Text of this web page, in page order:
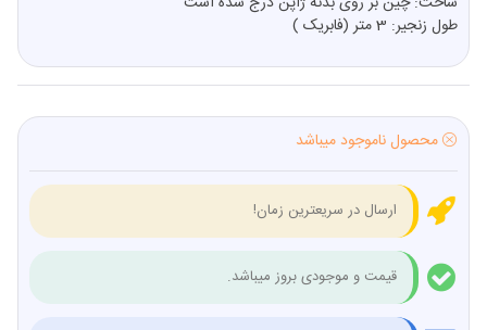
طول زنجیر: 3 متر (فابریک )
محصول ناموجود میباشد
ارسال در سریعترین زمان!
قیمت و موجودی بروز میباشد.